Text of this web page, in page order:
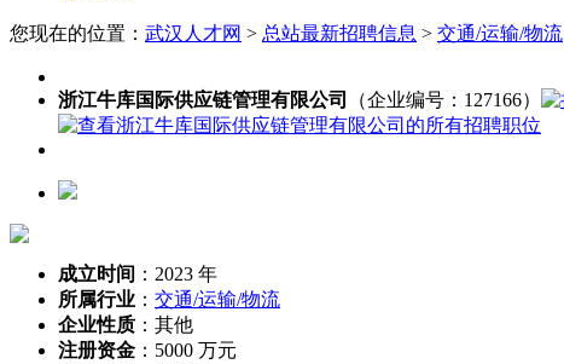
您现在的位置： 武汉人才网 > 总站最新招聘信息 > 交通/运输/物流
浙江牛库国际供应链管理有限公司 （企业编号：127166）
成立时间 ： 2023 年
所属行业 ： 交通/运输/物流
企业性质 ： 其他
注册资金 ： 5000 万元